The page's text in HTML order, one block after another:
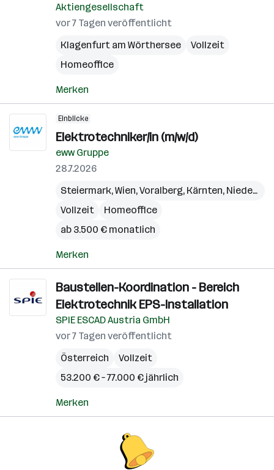
Aktiengesellschaft
vor 7 Tagen veröffentlicht
Klagenfurt am Wörthersee
Vollzeit
Homeoffice
Merken
Einblicke
Elektrotechniker/in (m/w/d)
eww Gruppe
28.7.2026
Steiermark,Wien,Voralberg, Kärnten, Niederösterreich
Vollzeit
Homeoffice
ab 3.500 € monatlich
Merken
Baustellen-Koordination - Bereich
Elektrotechnik EPS-Installation
SPIE ESCAD Austria GmbH
vor 7 Tagen veröffentlicht
Österreich
Vollzeit
53.200 € – 77.000 € jährlich
Merken